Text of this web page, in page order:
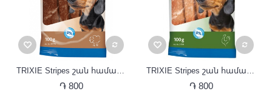
TRIXIE Stripes շան համար գառան մսով 100գ
֏ 800
TRIXIE Stripes շան համար թռչնամսով 100գ
֏ 800